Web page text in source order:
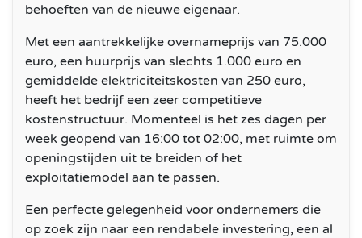
behoeften van de nieuwe eigenaar.
Met een aantrekkelijke overnameprijs van 75.000
euro, een huurprijs van slechts 1.000 euro en
gemiddelde elektriciteitskosten van 250 euro,
heeft het bedrijf een zeer competitieve
kostenstructuur. Momenteel is het zes dagen per
week geopend van 16:00 tot 02:00, met ruimte om
openingstijden uit te breiden of het
exploitatiemodel aan te passen.
Een perfecte gelegenheid voor ondernemers die
op zoek zijn naar een rendabele investering, een al